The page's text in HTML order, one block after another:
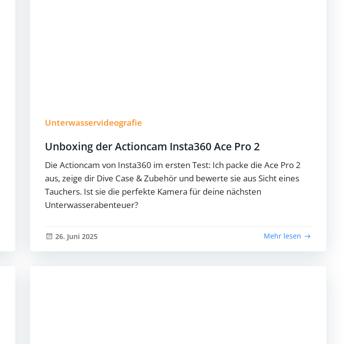
Unterwasservideografie
Unboxing der Actioncam Insta360 Ace Pro 2
Die Actioncam von Insta360 im ersten Test: Ich packe die Ace Pro 2
aus, zeige dir Dive Case & Zubehör und bewerte sie aus Sicht eines
Tauchers. Ist sie die perfekte Kamera für deine nächsten
Unterwasserabenteuer?
26. Juni 2025 Mehr lesen